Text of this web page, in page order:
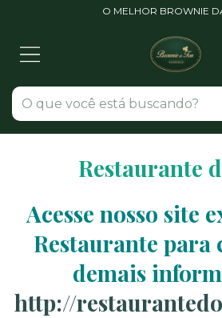
O MELHOR BROWNIE
Restaurante
Acesse nosso site
Restaurante para
demais
http://